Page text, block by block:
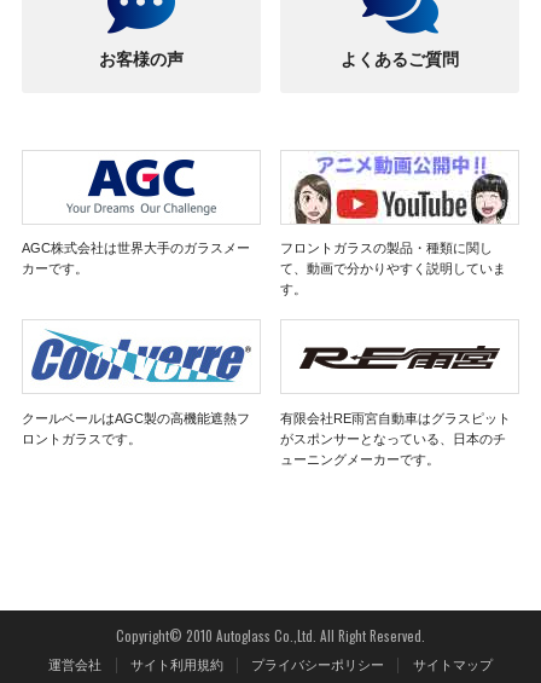
お客様の声 よくあるご質問
AGC株式会社は世界大手のガラスメー
カーです。
フロントガラスの製品・種類に関し
て、動画で分かりやすく説明していま
す。
クールベールはAGC製の高機能遮熱フ
ロントガラスです。
有限会社RE雨宮自動車はグラスピット
がスポンサーとなっている、日本のチ
ューニングメーカーです。
Copyright© 2010 Autoglass Co.,Ltd. All Right Reserved.
運営会社 サイト利用規約 プライバシーポリシー サイトマップ